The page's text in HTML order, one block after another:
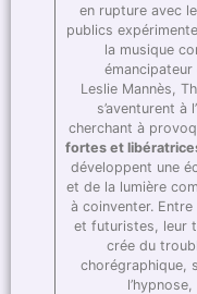
en rupture avec
publics
la musique
Leslie Mannès,
s’aventurent à
cherchant à
fortes et
développent une
et de la lumière
à coinventer.
et futuristes, leur
crée du
chorégraphique,